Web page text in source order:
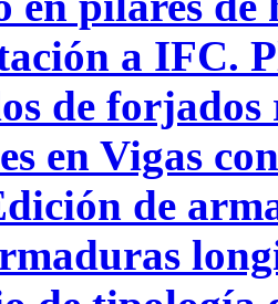
a IFC.
de forjados
en Vigas
de